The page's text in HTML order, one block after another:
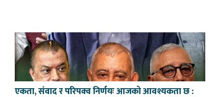
एकता, संवाद र परिपक्व निर्णयः आजको आवश्यकता छ :